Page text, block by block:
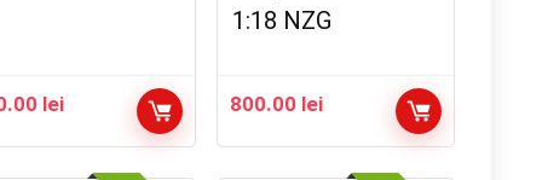
lei
1:18 NZG
800.00 lei